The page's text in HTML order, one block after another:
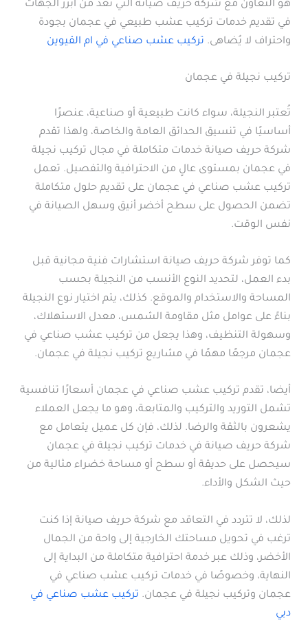
هو التعاون مع شركة حريف صيانة التي تعد من أبرز الجهات
في تقديم خدمات تركيب عشب طبيعي في عجمان بجودة
واحتراف لا يُضاهى. تركيب عشب صناعي في ام القيوين
تركيب نجيلة في عجمان
تُعتبر النجيلة، سواء كانت طبيعية أو صناعية، عنصرًا
أساسيًا في تنسيق الحدائق العامة والخاصة، ولهذا تقدم
شركة حريف صيانة خدمات متكاملة في مجال تركيب نجيلة
في عجمان بمستوى عالٍ من الاحترافية والتفصيل. تعمل
تركيب عشب صناعي في عجمان على تقديم حلول متكاملة
تضمن الحصول على سطح أخضر أنيق وسهل الصيانة في
نفس الوقت.
كما توفر شركة حريف صيانة استشارات فنية مجانية قبل
بدء العمل، لتحديد النوع الأنسب من النجيلة بحسب
المساحة والاستخدام والموقع. كذلك، يتم اختيار نوع النجيلة
بناءً على عوامل مثل مقاومة الشمس، معدل الاستهلاك،
وسهولة التنظيف، وهذا يجعل من تركيب عشب صناعي في
عجمان مرجعًا مهمًا في مشاريع تركيب نجيلة في عجمان.
أيضا، تقدم تركيب عشب صناعي في عجمان أسعارًا تنافسية
تشمل التوريد والتركيب والمتابعة، وهو ما يجعل العملاء
يشعرون بالثقة والرضا. لذلك، فإن كل عميل يتعامل مع
شركة حريف صيانة في خدمات تركيب نجيلة في عجمان
سيحصل على حديقة أو سطح أو مساحة خضراء مثالية من
حيث الشكل والأداء.
لذلك، لا تتردد في التعاقد مع شركة حريف صيانة إذا كنت
ترغب في تحويل مساحتك الخارجية إلى واحة من الجمال
الأخضر، وذلك عبر خدمة احترافية متكاملة من البداية إلى
النهاية، وخصوصًا في خدمات تركيب عشب صناعي في
عجمان وتركيب نجيلة في عجمان. تركيب عشب صناعي في
دبي